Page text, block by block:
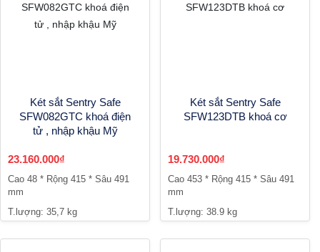
Két sắt Sentry Safe
SFW082GTC khoá điện
tử , nhập khậu Mỹ
23.160.000₫
Cao 48 * Rộng 415 * Sâu 491
mm
T.lượng: 35,7 kg
Két sắt Sentry Safe
SFW123DTB khoá cơ
19.730.000₫
Cao 453 * Rộng 415 * Sâu 491
mm
T.lượng: 38.9 kg